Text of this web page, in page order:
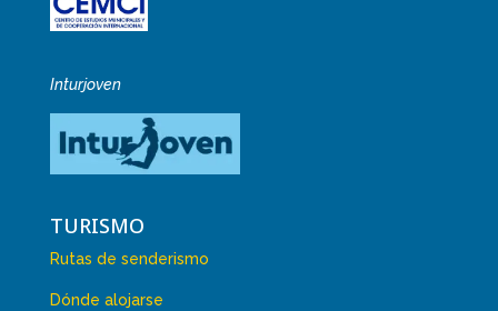
Inturjoven
TURISMO
Rutas de senderismo
Dónde alojarse